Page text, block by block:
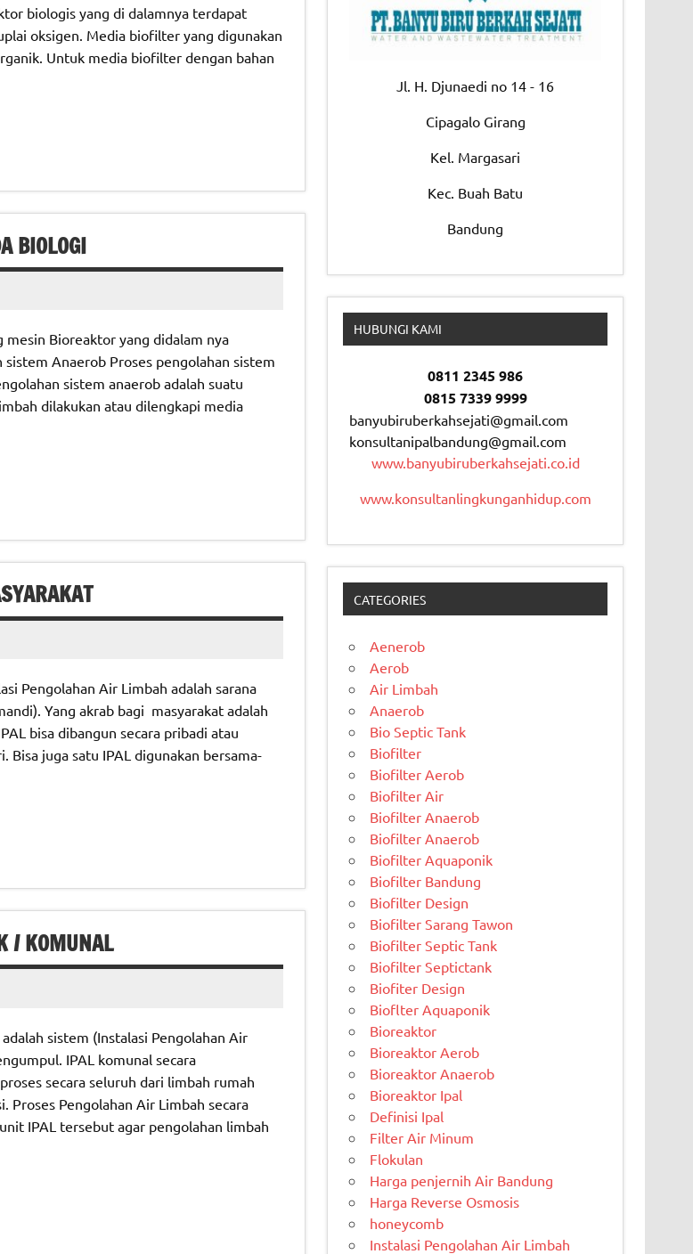
biologis yang di dalamnya terdapat
oksigen. Media biofilter yang digunakan
Untuk media biofilter dengan bahan
BIOLOGI
mesin Bioreaktor yang didalam nya
Anaerob Proses pengolahan sistem
sistem anaerob adalah suatu
dilakukan atau dilengkapi media
Pengolahan Air Limbah adalah sarana
Yang akrab bagi masyarakat adalah
bisa dibangun secara pribadi atau
juga satu IPAL digunakan bersama-
/ KOMUNAL
sistem (Instalasi Pengolahan Air
IPAL komunal secara
secara seluruh dari limbah rumah
Proses Pengolahan Air Limbah secara
IPAL tersebut agar pengolahan limbah
Jl. H. Djunaedi no 14 - 16
Cipagalo Girang
Kel. Margasari
Kec. Buah Batu
Bandung
HUBUNGI KAMI
0811 2345 986
0815 7339 9999
banyubiruberkahsejati@gmail.com
konsultanipalbandung@gmail.com
www.banyubiruberkahsejati.co.id
www.konsultanlingkunganhidup.com
CATEGORIES
Aenerob
Aerob
Air Limbah
Anaerob
Bio Septic Tank
Biofilter
Biofilter Aerob
Biofilter Air
Biofilter Anaerob
Biofilter Anaerob
Biofilter Aquaponik
Biofilter Bandung
Biofilter Design
Biofilter Sarang Tawon
Biofilter Septic Tank
Biofilter Septictank
Biofiter Design
Bioflter Aquaponik
Bioreaktor
Bioreaktor Aerob
Bioreaktor Anaerob
Bioreaktor Ipal
Definisi Ipal
Filter Air Minum
Flokulan
Harga penjernih Air Bandung
Harga Reverse Osmosis
honeycomb
Instalasi Pengolahan Air Limbah